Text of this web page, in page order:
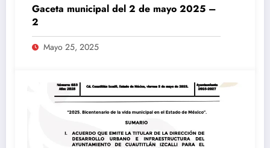
Gaceta municipal del 2 de mayo 2025 –
2
Mayo 25, 2025